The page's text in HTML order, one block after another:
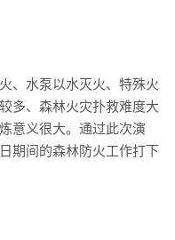
、水泵以水灭火、特殊火
多、森林火灾扑救难度大
意义很大。通过此次演
期间的森林防火工作打下